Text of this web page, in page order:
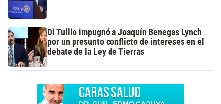
Di Tullio impugnó a Joaquín Benegas Lynch
por un presunto conflicto de intereses en el
debate de la Ley de Tierras